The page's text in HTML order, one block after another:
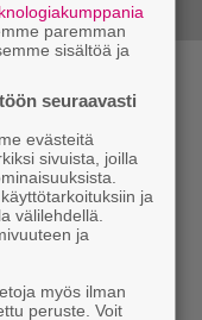
uutta
paremman
sisältöä ja
seuraavasti
evästeitä
sivuista, joilla
ja
välilehdellä.
ja
myös ilman
peruste. Voit